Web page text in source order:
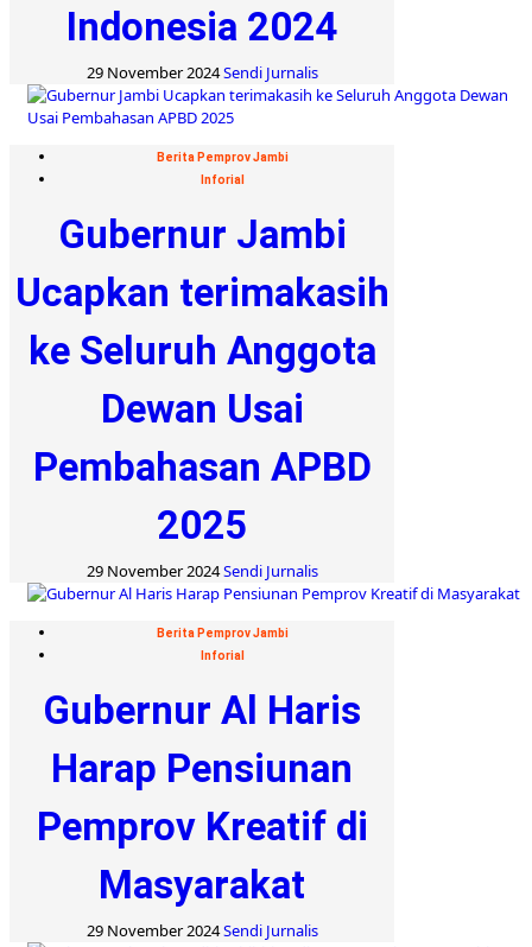
Indonesia 2024
29 November 2024Sendi Jurnalis
Berita Pemprov Jambi
Inforial
Gubernur Jambi
Ucapkan terimakasih
ke Seluruh Anggota
Dewan Usai
Pembahasan APBD
2025
29 November 2024Sendi Jurnalis
Berita Pemprov Jambi
Inforial
Gubernur Al Haris
Harap Pensiunan
Pemprov Kreatif di
Masyarakat
29 November 2024Sendi Jurnalis